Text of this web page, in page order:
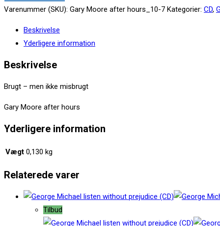
Moore
antal
Varenummer (SKU): Gary Moore after hours_10-7 Kategorier: CD,
Beskrivelse
Yderligere information
Beskrivelse
Brugt – men ikke misbrugt
Gary Moore after hours
Yderligere information
Vægt 0,130 kg
Relaterede varer
Tilbud